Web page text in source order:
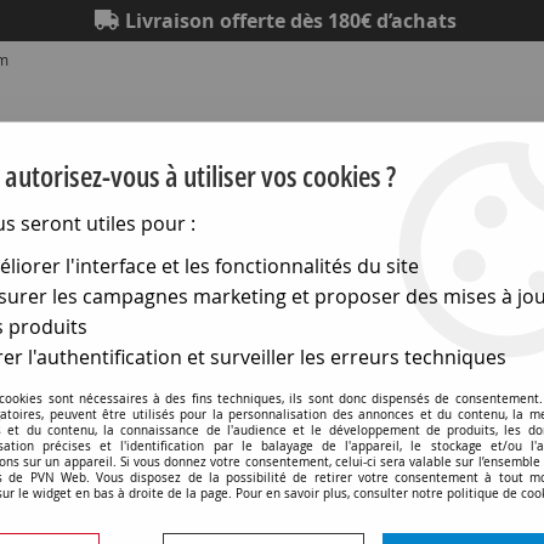
Livraison offerte dès 180€ d’achats
Eclairage Matériel électrique
>Fiches rca (cinch)
Fiches rca femelles - nickelees
vous à utiliser vos cookies ?
seront utiles pour :
l'interface et les fonctionnalités du site
les campagnes marketing et proposer des mises à
produits
l'authentification et surveiller les erreurs techniques
sont nécessaires à des fins techniques, ils sont donc dispensés de
peuvent être utilisés pour la personnalisation des annonces et du contenu, la
et du contenu, la connaissance de l'audience et le développement de produits, les
précises et l'identification par le balayage de l'appareil, le stockage et/ou
sur un appareil. Si vous donnez votre consentement, celui-ci sera valable sur l’ensemble
de PVN Web. Vous disposez de la possibilité de retirer votre consentement à tout
le widget en bas à droite de la page. Pour en savoir plus, consulter notre politique de